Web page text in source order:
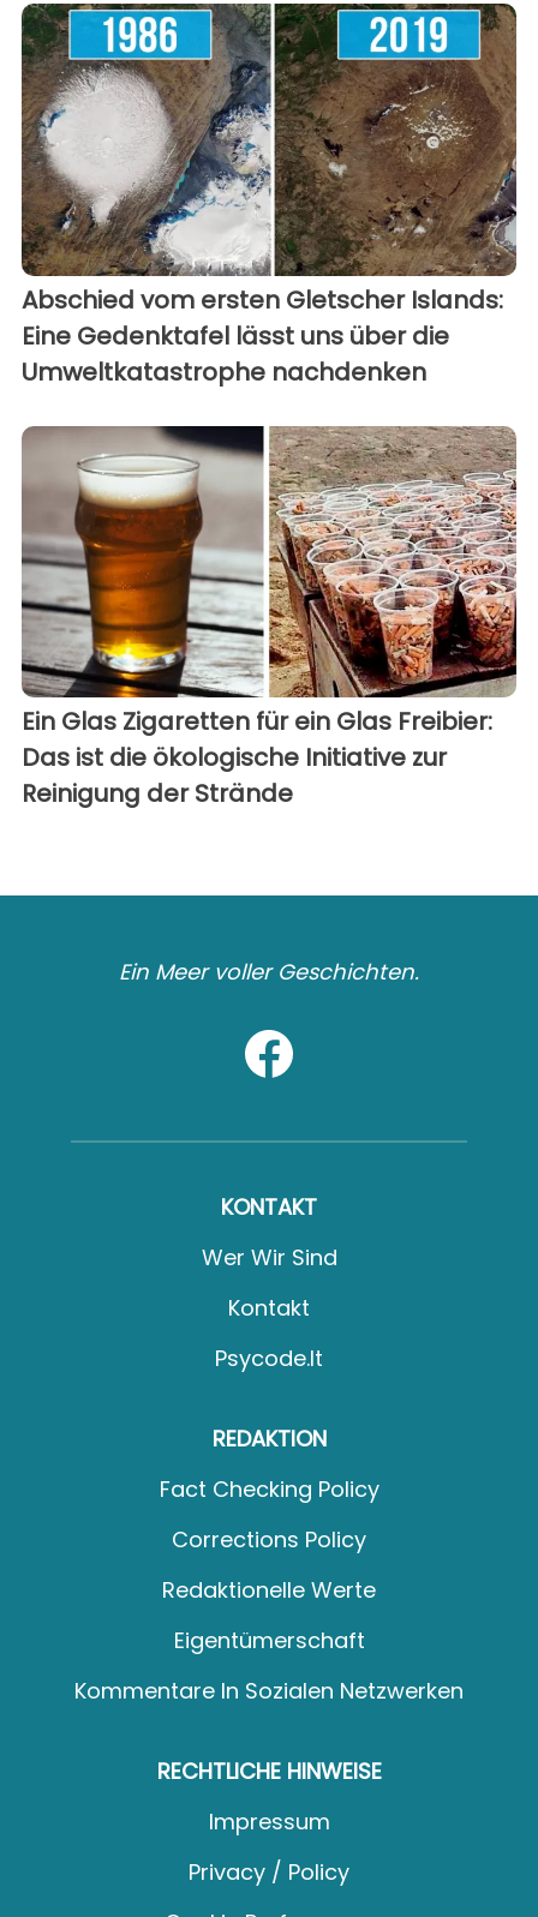
Abschied vom ersten Gletscher Islands:
Eine Gedenktafel lässt uns über die
Umweltkatastrophe nachdenken
Ein Glas Zigaretten für ein Glas Freibier:
Das ist die ökologische Initiative zur
Reinigung der Strände
Ein Meer voller Geschichten.
KONTAKT
Wer Wir Sind
Kontakt
Psycode.it
REDAKTION
Fact Checking Policy
Corrections Policy
Redaktionelle Werte
Eigentümerschaft
Kommentare In Sozialen Netzwerken
RECHTLICHE HINWEISE
Impressum
Privacy / Policy